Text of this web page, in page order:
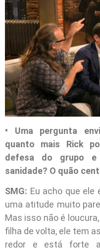
• Uma pergunta
quanto mais Rick
defesa do grupo e
sanidade? O quão
SMG: Eu acho que
uma atitude muito
Mas isso não é
filha de volta, ele tem
redor e está forte